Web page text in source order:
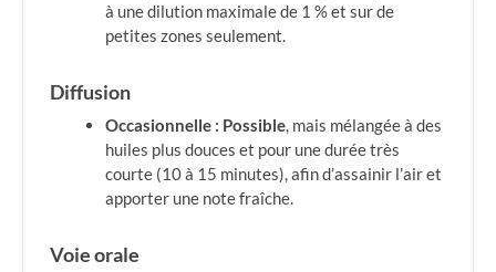
à une dilution maximale de 1 % et sur de
petites zones seulement.
Diffusion
Occasionnelle : Possible, mais mélangée à des
huiles plus douces et pour une durée très
courte (10 à 15 minutes), afin d’assainir l’air et
apporter une note fraîche.
Voie orale